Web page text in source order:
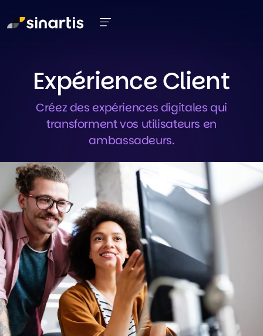
Expérience Client
Créez des expériences digitales qui
transforment vos utilisateurs en
ambassadeurs.